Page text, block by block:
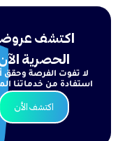
عروضنا
الآن
الفرصة وحقق أقصى
خدماتنا المتميزة!